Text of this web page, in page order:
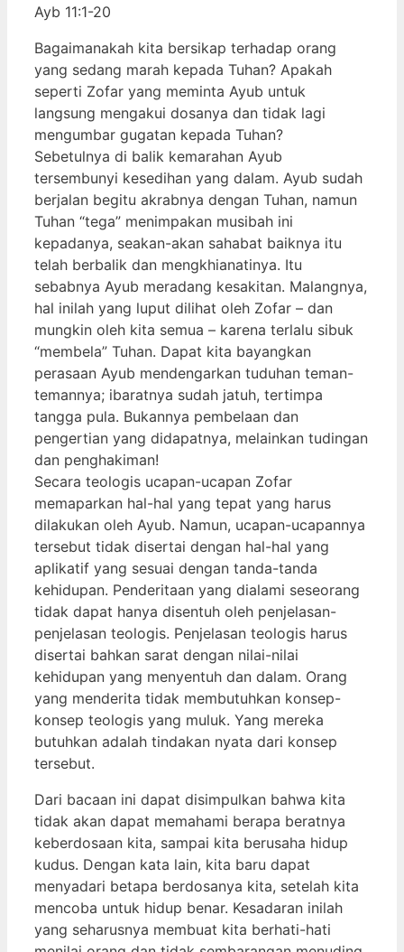
Ayb 11:1-20
Bagaimanakah kita bersikap terhadap orang
yang sedang marah kepada Tuhan? Apakah
seperti Zofar yang meminta Ayub untuk
langsung mengakui dosanya dan tidak lagi
mengumbar gugatan kepada Tuhan?
Sebetulnya di balik kemarahan Ayub
tersembunyi kesedihan yang dalam. Ayub sudah
berjalan begitu akrabnya dengan Tuhan, namun
Tuhan “tega” menimpakan musibah ini
kepadanya, seakan-akan sahabat baiknya itu
telah berbalik dan mengkhianatinya. Itu
sebabnya Ayub meradang kesakitan. Malangnya,
hal inilah yang luput dilihat oleh Zofar – dan
mungkin oleh kita semua – karena terlalu sibuk
“membela” Tuhan. Dapat kita bayangkan
perasaan Ayub mendengarkan tuduhan teman-
temannya; ibaratnya sudah jatuh, tertimpa
tangga pula. Bukannya pembelaan dan
pengertian yang didapatnya, melainkan tudingan
dan penghakiman!
Secara teologis ucapan-ucapan Zofar
memaparkan hal-hal yang tepat yang harus
dilakukan oleh Ayub. Namun, ucapan-ucapannya
tersebut tidak disertai dengan hal-hal yang
aplikatif yang sesuai dengan tanda-tanda
kehidupan. Penderitaan yang dialami seseorang
tidak dapat hanya disentuh oleh penjelasan-
penjelasan teologis. Penjelasan teologis harus
disertai bahkan sarat dengan nilai-nilai
kehidupan yang menyentuh dan dalam. Orang
yang menderita tidak membutuhkan konsep-
konsep teologis yang muluk. Yang mereka
butuhkan adalah tindakan nyata dari konsep
tersebut.
Dari bacaan ini dapat disimpulkan bahwa kita
tidak akan dapat memahami berapa beratnya
keberdosaan kita, sampai kita berusaha hidup
kudus. Dengan kata lain, kita baru dapat
menyadari betapa berdosanya kita, setelah kita
mencoba untuk hidup benar. Kesadaran inilah
yang seharusnya membuat kita berhati-hati